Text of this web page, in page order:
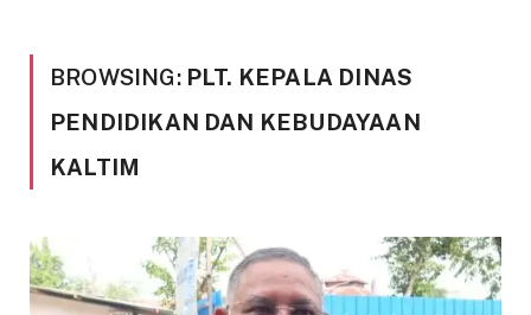
BROWSING: PLT. KEPALA DINAS
PENDIDIKAN DAN KEBUDAYAAN
KALTIM